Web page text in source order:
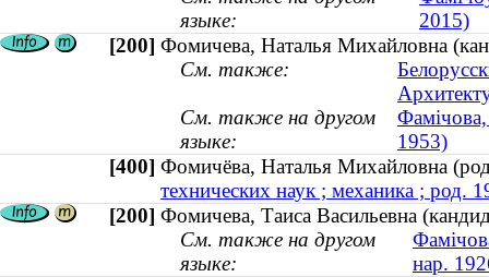
языке:
2015)
[200] Фомичева, Наталья Михайловна
См. также:
См. также на другом
языке:
1953)
[400] Фомичёва, Наталья Михайловна
технических наук ; механика ; род.
[200] Фомичева, Таиса Васильевна
См. также на другом
языке:
нар.